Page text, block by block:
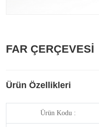
FAR ÇERÇEVESİ
Ürün Özellikleri
Ürün Kodu :